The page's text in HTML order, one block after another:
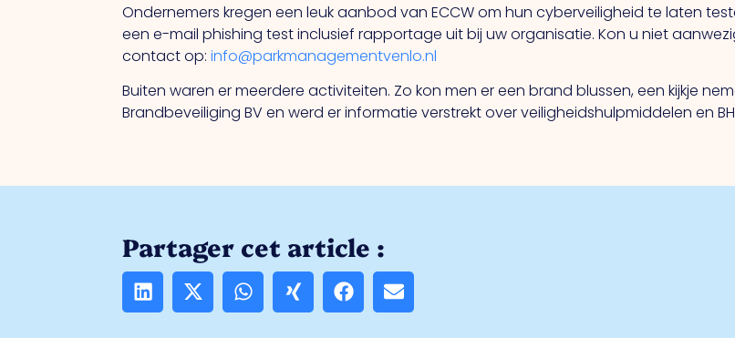
Ondernemers kregen een leuk aanbod van ECCW om hun cyberveiligheid te laten
een e-mail phishing test inclusief rapportage uit bij uw organisatie. Kon u niet
contact op:info@parkmanagementvenlo.nl
Buiten waren er meerdere activiteiten. Zo kon men er een brand blussen, een kijkje
Brandbeveiliging BV en werd er informatie verstrekt over veiligheidshulpmiddelen en
Partager cet article :